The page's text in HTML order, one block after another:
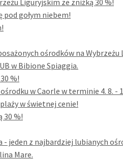
Liguryjskim ze zniżką 30 %!
pod gołym niebem!
ośrodków na
w Bibione Spiaggia.
%!
w Caorle w terminie 4. 8. -
w świetnej cenie!
30 %!
- jeden z najbardziej lubianych
Mare.